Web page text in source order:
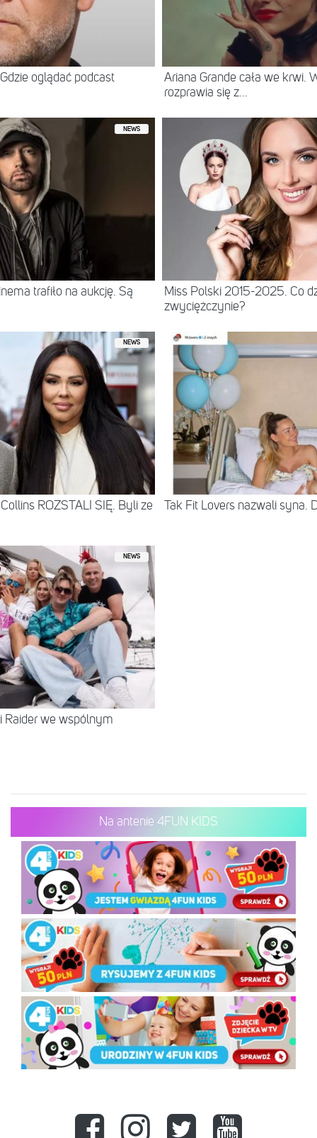
oglądać podcast
Ariana Grande cała we krwi.
rozprawia się z...
NEWS
trafiło na aukcję. Są
Miss Polski 2015-2025. Co
zwyciężczynie?
NEWS
ROZSTALI SIĘ. Byli ze Tak Fit Lovers nazwali syna.
NEWS
Raider we wspólnym
Na antenie 4FUN KIDS